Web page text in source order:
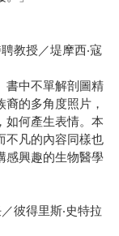
教授／堤摩西‧寇
書中不單解剖圖精
的多角度照片，
如何產生表情。本
不凡的內容同樣也
感興趣的生物醫學
彼得里斯‧史特拉